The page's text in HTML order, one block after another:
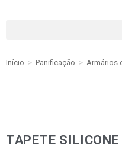
Início > Panificação > Armários
TAPETE